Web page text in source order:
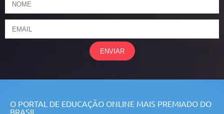
ENVIAR
O PORTAL DE EDUCAÇÃO ONLINE MAIS PREMIADO DO
BRASIL